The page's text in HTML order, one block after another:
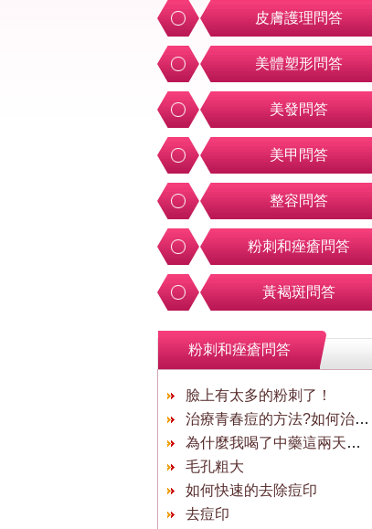
皮膚護理問答
美體塑形問答
美發問答
美甲問答
整容問答
粉刺和痤瘡問答
黃褐斑問答
粉刺和痤瘡問答
臉上有太多的粉刺了！
治療青春痘的方法?如何治療青春痘?
為什麼我喝了中藥這兩天老是覺得困？
毛孔粗大
如何快速的去除痘印
去痘印